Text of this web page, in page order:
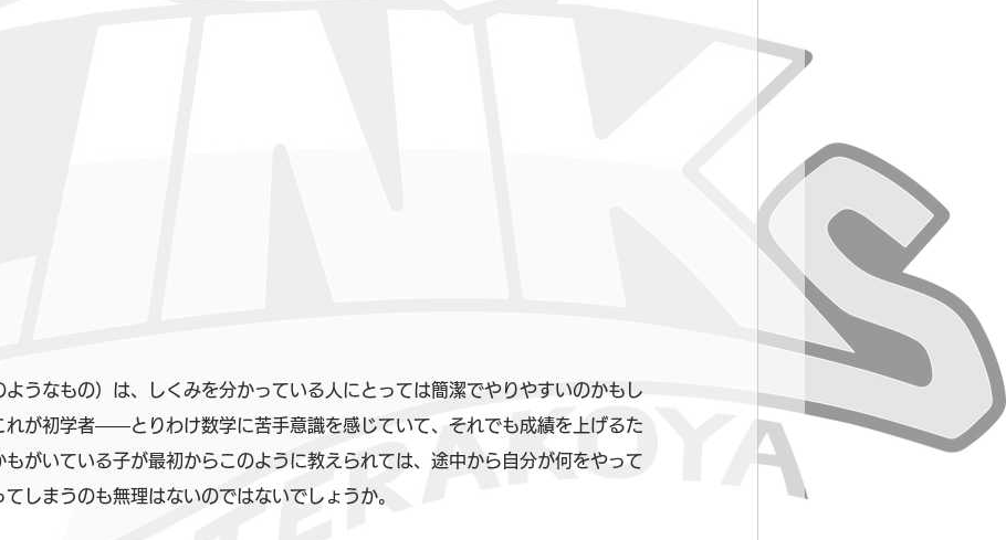
うなもの）は、しくみを分かっている人にとっては簡潔でやりやすいのかもし
れが初学者――とりわけ数学に苦手意識を感じていて、それでも成績を上げるた
もがいている子が最初からこのように教えられては、途中から自分が何をやって
しまうのも無理はないのではないでしょうか。